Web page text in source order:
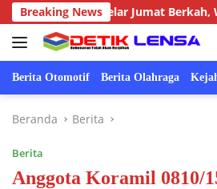
Langsung
ke
konten
Breaking News
Gelar Jumat Berkah, Wujud
Berita Otomotif Berita Olahraga
Beranda Berita
Berita
Anggota Koramil 0810/